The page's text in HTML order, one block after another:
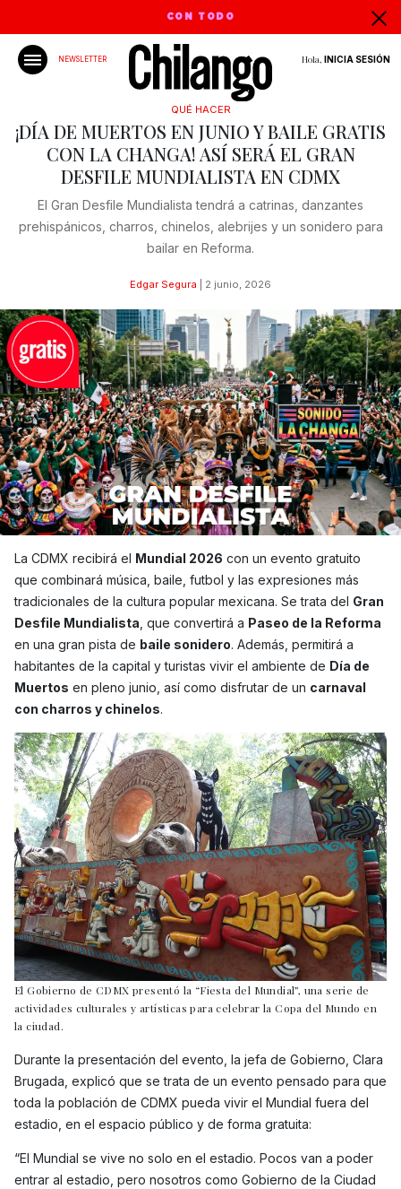
CON TODO
NEWSLETTER Hola, INICIA SESIÓN
QUÉ HACER
¡DÍA DE MUERTOS EN JUNIO Y BAILE GRATIS
CON LA CHANGA! ASÍ SERÁ EL GRAN
DESFILE MUNDIALISTA EN CDMX
El Gran Desfile Mundialista tendrá a catrinas, danzantes
prehispánicos, charros, chinelos, alebrijes y un sonidero para
bailar en Reforma.
Edgar Segura 2 junio, 2026
La CDMX recibirá el Mundial 2026 con un evento gratuito
que combinará música, baile, futbol y las expresiones más
tradicionales de la cultura popular mexicana. Se trata del Gran
Desfile Mundialista , que convertirá a Paseo de la Reforma
en una gran pista de baile sonidero. Además, permitirá a
habitantes de la capital y turistas vivir el ambiente de Día de
Muertos en pleno junio, así como disfrutar de un carnaval
con charros y chinelos.
El Gobierno de CDMX presentó la “Fiesta del Mundial”, una serie de
actividades culturales y artísticas para celebrar la Copa del Mundo en
la ciudad.
Durante la presentación del evento, la jefa de Gobierno, Clara
Brugada, explicó que se trata de un evento pensado para que
toda la población de CDMX pueda vivir el Mundial fuera del
estadio, en el espacio público y de forma gratuita:
“El Mundial se vive no solo en el estadio. Pocos van a poder
entrar al estadio, pero nosotros como Gobierno de la Ciudad